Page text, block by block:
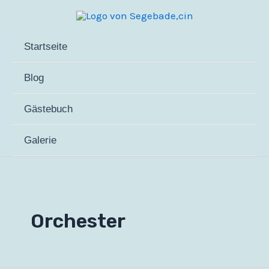
springenStartseite
Blog
Gästebuch
Galerie
Orchester